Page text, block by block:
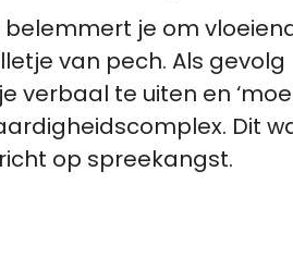
je om
van pech. Als
verbaal te uiten en
Dit
op spreekangst.